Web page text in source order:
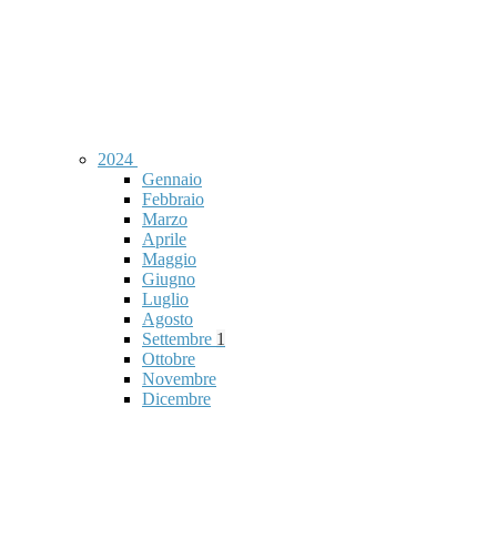
2024
Gennaio
Febbraio
Marzo
Aprile
Maggio
Giugno
Luglio
Agosto
Settembre 1
Ottobre
Novembre
Dicembre